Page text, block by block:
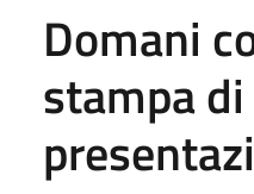
Domani
stampa di